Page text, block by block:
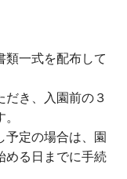
類一式を配布して
き、入園前の３
予定の場合は、園
める日までに手続